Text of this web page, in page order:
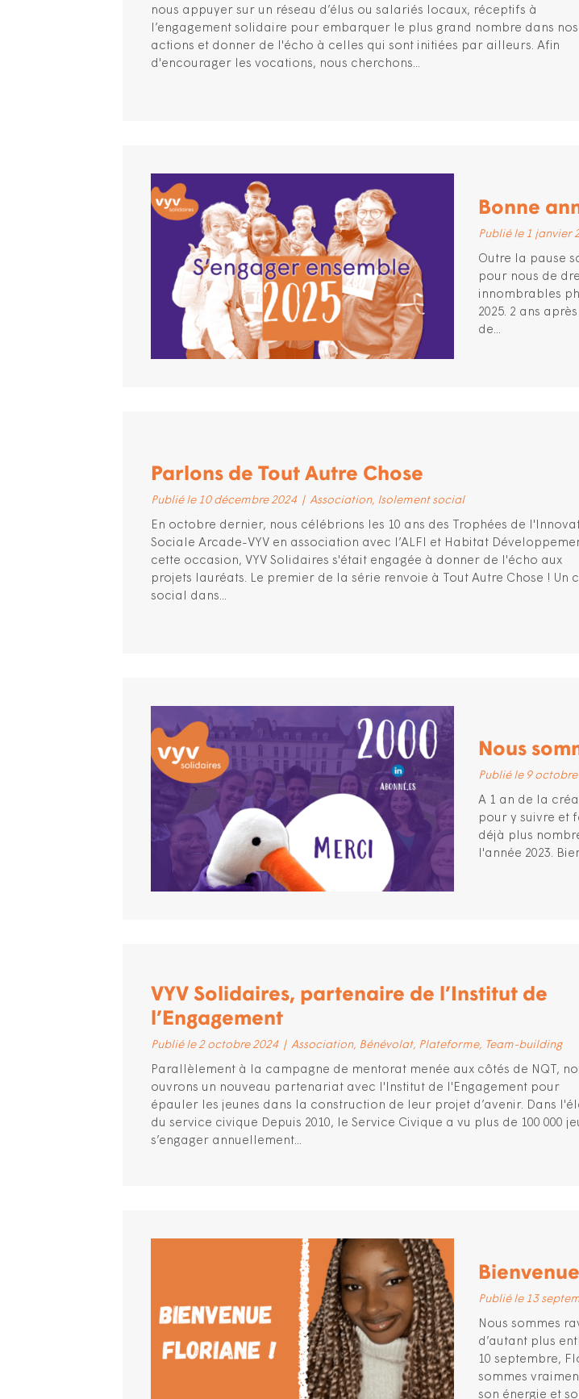
nous appuyer sur un réseau d’élus ou salariés locaux, réceptifs à
l’engagement solidaire pour embarquer le plus grand nombre dans nos
actions et donner de l'écho à celles qui sont initiées par ailleurs. Afin
d'encourager les vocations, nous cherchons...
Bonne
Publié le 1 janvier
Outre la pause
pour nous de
innombrables
2025. 2 ans
de...
Parlons de Tout Autre Chose
Publié le 10 décembre 2024 | Association Isolement social
En octobre dernier, nous célébrions les 10 ans des Trophées de
Sociale Arcade-VYV en association avec l’ALFI et Habitat
cette occasion, VYV Solidaires s'était engagée à donner de l'écho aux
projets lauréats. Le premier de la série renvoie à Tout Autre Chose ! Un
social dans...
Nous
Publié le 9 octobre
A 1 an de la
pour y suivre et
déjà plus
l'année 2023.
VYV Solidaires, partenaire de l’Institut de
l’Engagement
Publié le 2 octobre 2024 | Association Bénévolat Plateforme Team-building
Parallèlement à la campagne de mentorat menée aux côtés de NQT,
ouvrons un nouveau partenariat avec l'Institut de l'Engagement pour
épauler les jeunes dans la construction de leur projet d’avenir. Dans
du service civique Depuis 2010, le Service Civique a vu plus de 100 000
s’engager annuellement...
Publié le 13
Nous sommes
d’autant plus
10 septembre,
sommes
son énergie et